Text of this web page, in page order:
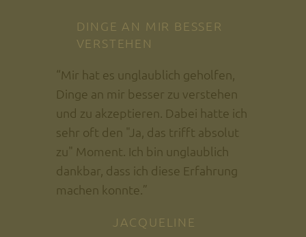
DINGE AN MIR BESSER
VERSTEHEN
“Mir hat es unglaublich geholfen,
Dinge an mir besser zu verstehen
und zu akzeptieren. Dabei hatte ich
sehr oft den "Ja, das trifft absolut
zu" Moment. Ich bin unglaublich
dankbar, dass ich diese Erfahrung
machen konnte.”
JACQUELINE